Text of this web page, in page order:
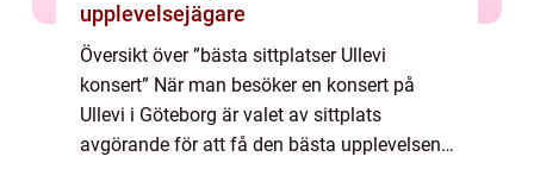
upplevelsejägare
Översikt över ”bästa sittplatser Ullevi
konsert” När man besöker en konsert på
Ullevi i Göteborg är valet av sittplats
avgörande för att få den bästa upplevelsen.